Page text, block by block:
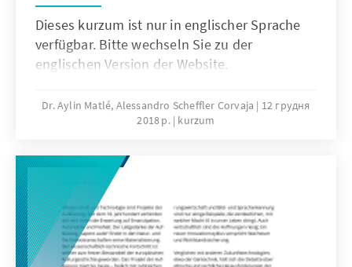
Dieses kurzum ist nur in englischer Sprache
verfügbar. Bitte wechseln Sie zu der
englischen Version der Website.
Dr. Aylin Matlé, Alessandro Scheffler Corvaja
12 грудня
2018 р. kurzum